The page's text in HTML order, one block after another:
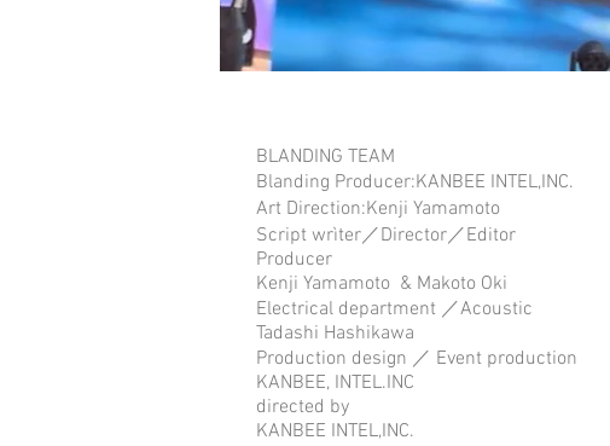
BLANDING TEAM
Blanding Producer:KANBEE INTEL,INC.
Art Direction:Kenji Yamamoto
Script wrìter／Director／Editor
Producer
Kenji Yamamoto & Makoto Oki
Electrical department ／Acoustic
Tadashi Hashikawa
Production design ／ Event production
KANBEE, INTEL.INC
directed by
KANBEE INTEL,INC.